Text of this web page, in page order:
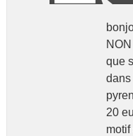
que
dans
20
motif